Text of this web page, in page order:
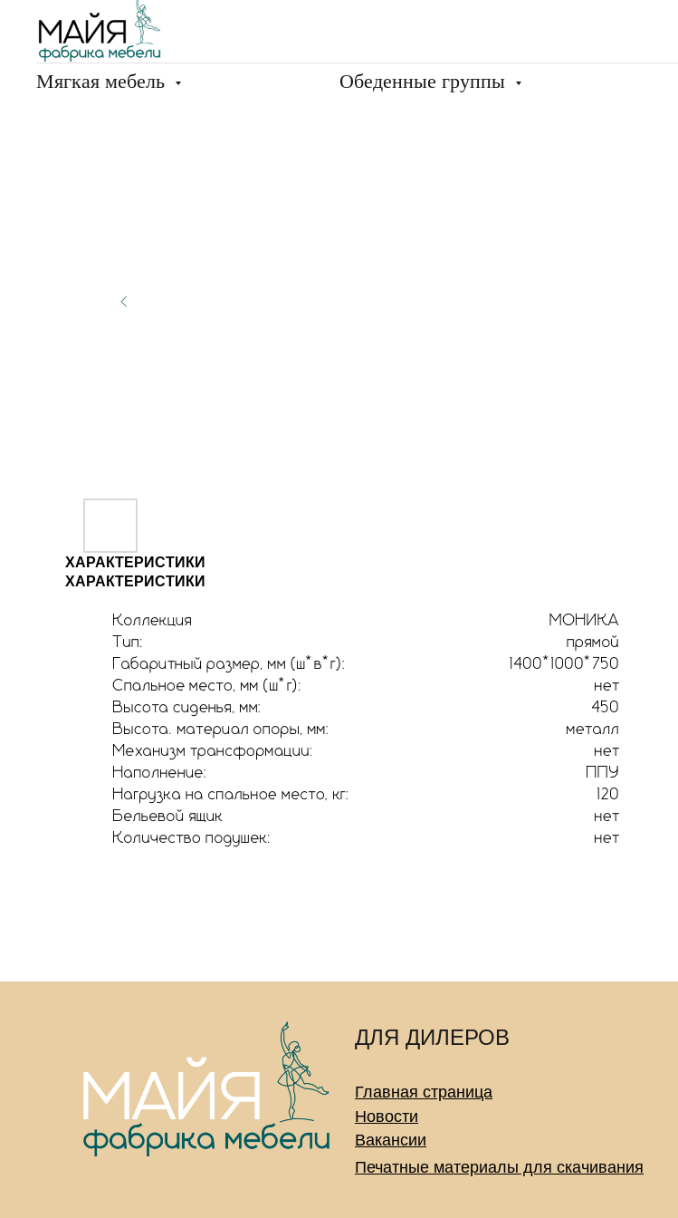
Мягкая мебель Обеденные группы
ХАРАКТЕРИСТИКИ
ХАРАКТЕРИСТИКИ
ДЛЯ ДИЛЕРОВ
Главная страница
Новости
Печатные материалы для скачивания
Вакансии